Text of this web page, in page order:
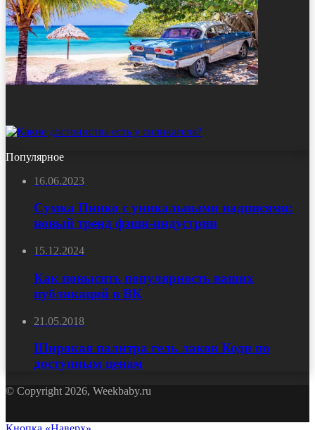
Популярное
16.06.2023
Сумка Пинко с уникальными надписями:
новый тренд фэшн-индустрии
15.12.2024
Как повысить популярность ваших
публикаций в ВК
21.05.2018
Широкая палитра гель лаков Коди по
доступным ценам
© Copyright 2026, Weekbaby.ru